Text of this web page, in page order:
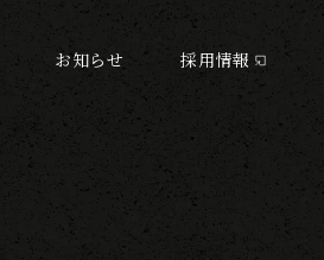
お知らせ 採用情報